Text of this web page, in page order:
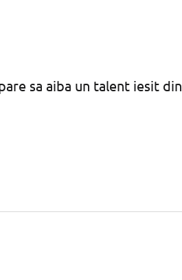
sa aiba un talent iesit din